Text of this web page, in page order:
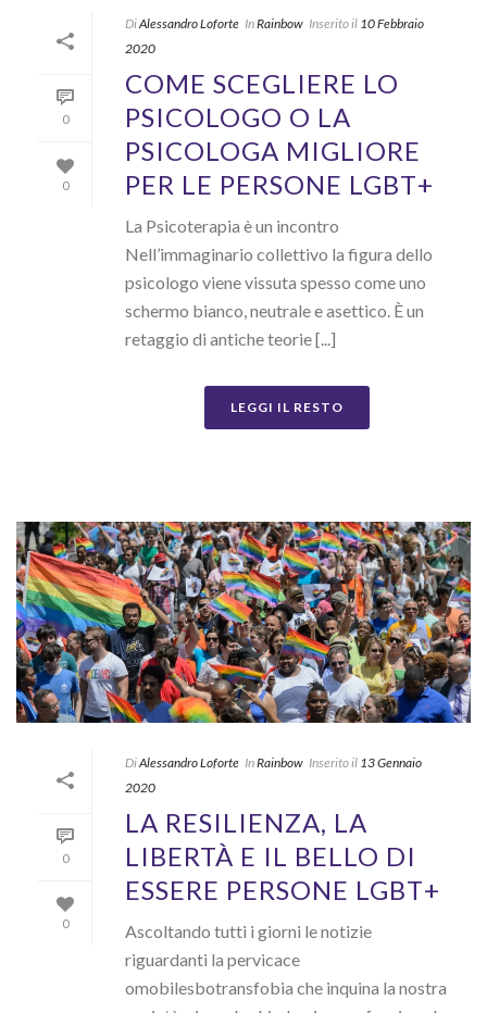
0
0
DiAlessandro Loforte InRainbow Inserito il 10 Febbraio
2020
COME SCEGLIERE LO
PSICOLOGO O LA
PSICOLOGA MIGLIORE
PER LE PERSONE LGBT+
La Psicoterapia è un incontro
Nell’immaginario collettivo la figura dello
psicologo viene vissuta spesso come uno
schermo bianco, neutrale e asettico. È un
retaggio di antiche teorie [...]
LEGGI IL RESTO
0
0
DiAlessandro Loforte InRainbow Inserito il 13 Gennaio
2020
LA RESILIENZA, LA
LIBERTÀ E IL BELLO DI
ESSERE PERSONE LGBT+
Ascoltando tutti i giorni le notizie
riguardanti la pervicace
omobilesbotransfobia che inquina la nostra